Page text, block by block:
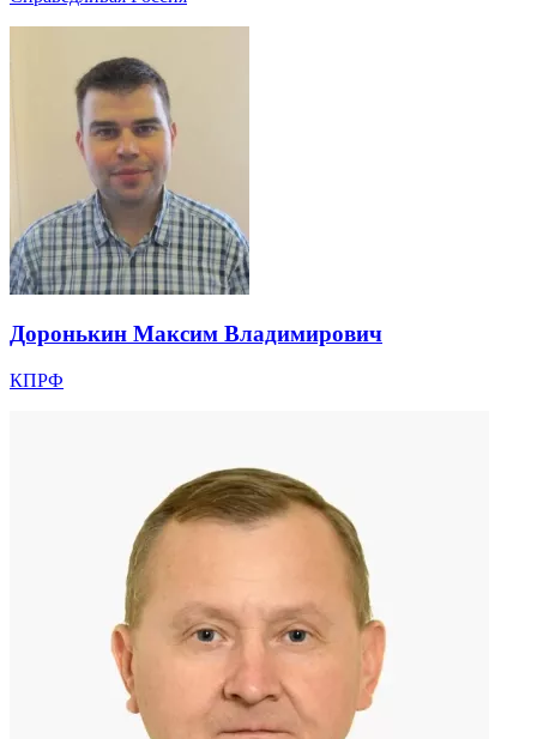
Доронькин Максим Владимирович
КПРФ